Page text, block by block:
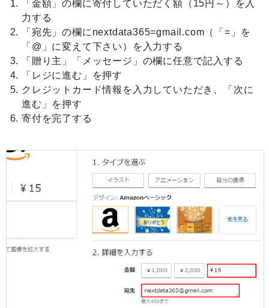
「金額」の欄に寄付していただく額（15円～）を入
力する
「宛先」の欄にnextdata365=gmail.com（「=」を
「@」に変えて下さい）を入力する
「贈り主」「メッセージ」の欄に任意で記入する
「レジに進む」を押す
クレジットカード情報を入力していただき、「次に
進む」を押す
寄付を完了する